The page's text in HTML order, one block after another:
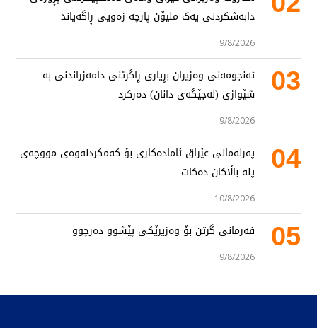
دابەشکردنی یەک ملیۆن پارچە زەویی ڕاگەیاند
9/8/2026
03
ئەنجومەنی وەزیران بڕیاری ڕاگرتنی دامەزراندنی بە
شێوازی (لەجێگەی دانان) دەرکرد
9/8/2026
04
پەرلەمانی عێراق ئامادەکاری بۆ کەمکردنەوەی مووچەی
پلە باڵاکان دەکات
10/8/2026
05 فەرمانی گرتن بۆ وەزیرێکی پێشوو دەرچوو
9/8/2026